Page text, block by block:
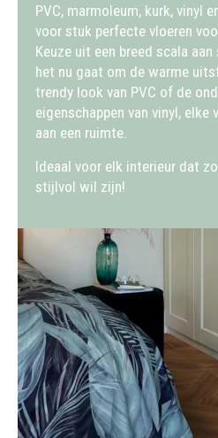
PVC, marmoleum, kurk, vinyl
voor stuk perfecte vloeren
Keuze uit een breed scala
het nu gaat om de warme
trendy look van PVC of de
eigenschappen van vinyl,
aan een ruimte.
Ideaal voor elk interieur dat
stijlvol wil zijn!